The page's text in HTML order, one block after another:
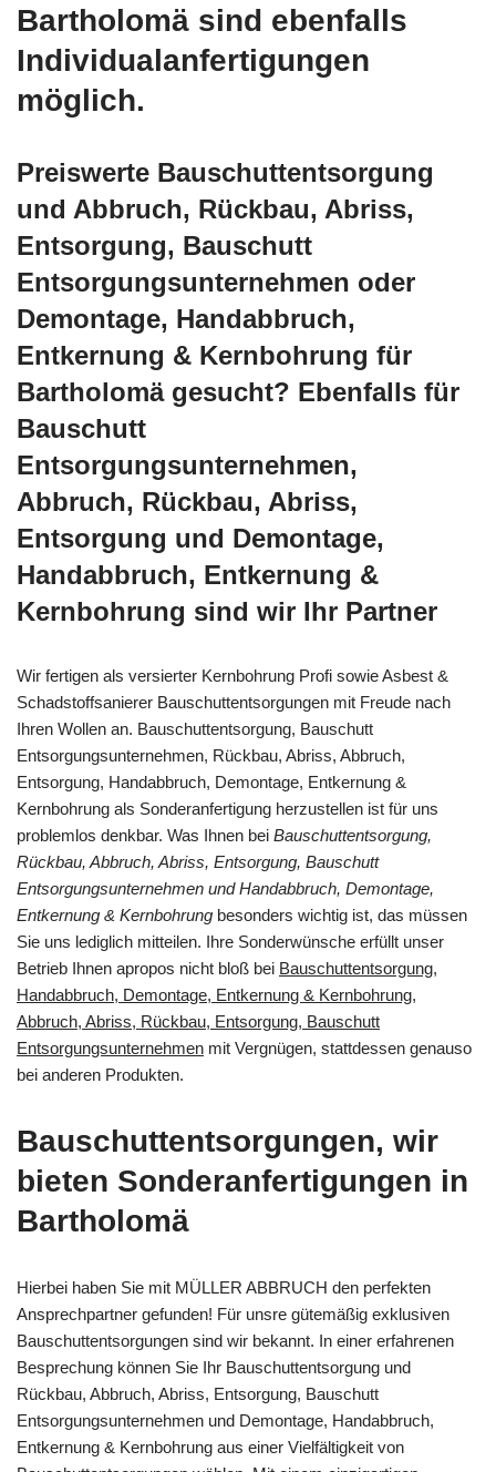
Bartholomä sind ebenfalls
Individualanfertigungen
möglich.
Preiswerte Bauschuttentsorgung
und Abbruch, Rückbau, Abriss,
Entsorgung, Bauschutt
Entsorgungsunternehmen oder
Demontage, Handabbruch,
Entkernung & Kernbohrung für
Bartholomä gesucht? Ebenfalls für
Bauschutt
Entsorgungsunternehmen,
Abbruch, Rückbau, Abriss,
Entsorgung und Demontage,
Handabbruch, Entkernung &
Kernbohrung sind wir Ihr Partner
Wir fertigen als versierter Kernbohrung Profi sowie Asbest &
Schadstoffsanierer Bauschuttentsorgungen mit Freude nach
Ihren Wollen an. Bauschuttentsorgung, Bauschutt
Entsorgungsunternehmen, Rückbau, Abriss, Abbruch,
Entsorgung, Handabbruch, Demontage, Entkernung &
Kernbohrung als Sonderanfertigung herzustellen ist für uns
problemlos denkbar. Was Ihnen bei Bauschuttentsorgung,
Rückbau, Abbruch, Abriss, Entsorgung, Bauschutt
Entsorgungsunternehmen und Handabbruch, Demontage,
Entkernung & Kernbohrung besonders wichtig ist, das müssen
Sie uns lediglich mitteilen. Ihre Sonderwünsche erfüllt unser
Betrieb Ihnen apropos nicht bloß bei Bauschuttentsorgung,
Handabbruch, Demontage, Entkernung & Kernbohrung,
Abbruch, Abriss, Rückbau, Entsorgung, Bauschutt
Entsorgungsunternehmen mit Vergnügen, stattdessen genauso
bei anderen Produkten.
Bauschuttentsorgungen, wir
bieten Sonderanfertigungen in
Bartholomä
Hierbei haben Sie mit MÜLLER ABBRUCH den perfekten
Ansprechpartner gefunden! Für unsre gütemäßig exklusiven
Bauschuttentsorgungen sind wir bekannt. In einer erfahrenen
Besprechung können Sie Ihr Bauschuttentsorgung und
Rückbau, Abbruch, Abriss, Entsorgung, Bauschutt
Entsorgungsunternehmen und Demontage, Handabbruch,
Entkernung & Kernbohrung aus einer Vielfältigkeit von